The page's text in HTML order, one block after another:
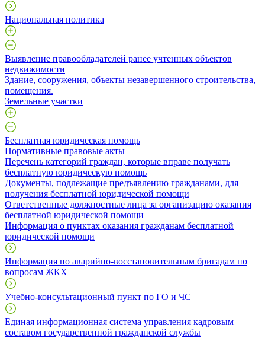
Национальная политика
Выявление правообладателей ранее учтенных объектов
недвижимости
​Здание, сооружения, объекты незавершенного строительства,
помещения.
Земельные участки
Бесплатная юридическая помощь
Нормативные правовые акты
Перечень категорий граждан, которые вправе получать
бесплатную юридическую помощь
Документы, подлежащие предъявлению гражданами, для
получения бесплатной юридической помощи
Ответственные должностные лица за организацию оказания
бесплатной юридической помощи
Информация о пунктах оказания гражданам бесплатной
юридической помощи
Информация по аварийно-восстановительным бригадам по
вопросам ЖКХ
Учебно-консультационный пункт по ГО и ЧС
Единая информационная система управления кадровым
составом государственной гражданской службы